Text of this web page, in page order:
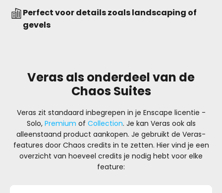
Perfect voor details zoals landscaping of
gevels
Veras als onderdeel van de
Chaos Suites
Veras zit standaard inbegrepen in je Enscape licentie -
Solo, Premium of Collection. Je kan Veras ook als
alleenstaand product aankopen. Je gebruikt de Veras-
features door Chaos credits in te zetten. Hier vind je een
overzicht van hoeveel credits je nodig hebt voor elke
feature: